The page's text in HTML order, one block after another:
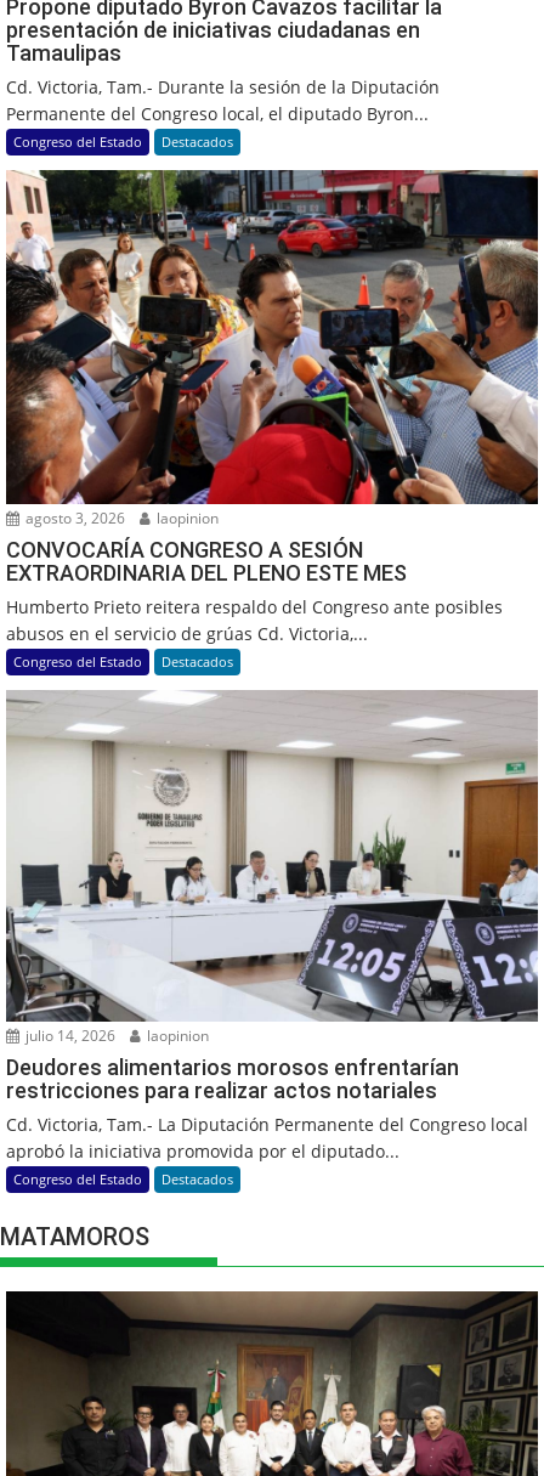
Propone diputado Byron Cavazos facilitar la
presentación de iniciativas ciudadanas en
Tamaulipas
Cd. Victoria, Tam.- Durante la sesión de la Diputación
Permanente del Congreso local, el diputado Byron...
Congreso del Estado Destacados
agosto 3, 2026 laopinion
CONVOCARÍA CONGRESO A SESIÓN
EXTRAORDINARIA DEL PLENO ESTE MES
Humberto Prieto reitera respaldo del Congreso ante posibles
abusos en el servicio de grúas Cd. Victoria,...
Congreso del Estado Destacados
julio 14, 2026 laopinion
Deudores alimentarios morosos enfrentarían
restricciones para realizar actos notariales
Cd. Victoria, Tam.- La Diputación Permanente del Congreso local
aprobó la iniciativa promovida por el diputado...
Congreso del Estado Destacados
MATAMOROS